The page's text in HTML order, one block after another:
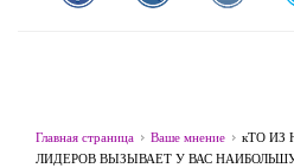
Главная страница Ваше мнение
кТО
ЛИДЕРОВ ВЫЗЫВАЕТ У ВАС